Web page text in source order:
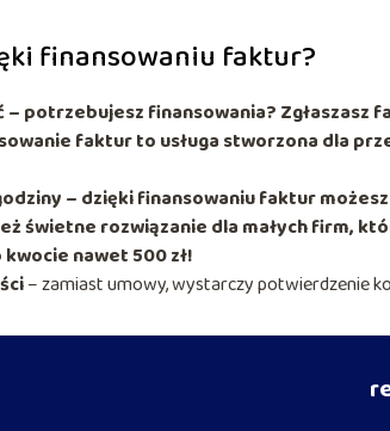
finansowaniu faktur?
– potrzebujesz finansowania? Zgłaszasz
faktur to usługa stworzona dla
– dzięki finansowaniu faktur
świetne rozwiązanie dla małych firm,
nawet 500 zł!
– zamiast umowy, wystarczy potwierdzenie